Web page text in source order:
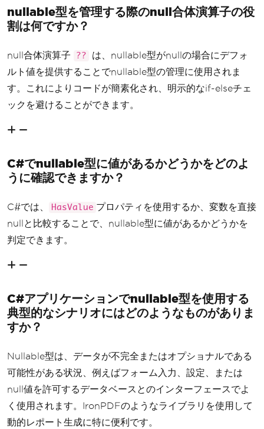
nullable型を管理する際のnull合体演算子の役
割は何ですか？
null合体演算子 ??
は、nullable型がnullの場合にデフォ
ルト値を提供することでnullable型の管理に使用されま
す。これによりコードが簡素化され、明示的なif-elseチェ
ックを避けることができます。
C#でnullable型に値があるかどうかをどのよ
うに確認できますか？
C#では、 HasValue プロパティを使用するか、変数を直接
nullと比較することで、nullable型に値があるかどうかを
判定できます。
C#アプリケーションでnullable型を使用する
典型的なシナリオにはどのようなものがありま
すか？
Nullable型は、データが不完全またはオプショナルである
可能性がある状況、例えばフォーム入力、設定、または
null値を許可するデータベースとのインターフェースでよ
く使用されます。IronPDFのようなライブラリを使用して
動的レポート生成に特に便利です。